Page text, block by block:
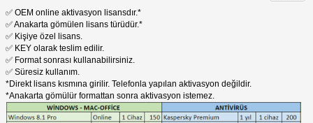
✅ OEM online aktivasyon lisansdır.*
✅ Anakarta gömülen lisans türüdür.*
✅ Kişiye özel lisans.
✅ KEY olarak teslim edilir.
✅ Format sonrası kullanabilirsiniz.
✅ Süresiz kullanım.
*Direkt lisans kısmına girilir. Telefonla yapılan aktivasyon değildir.
*Anakarta gömülür formattan sonra aktivasyon istemez.